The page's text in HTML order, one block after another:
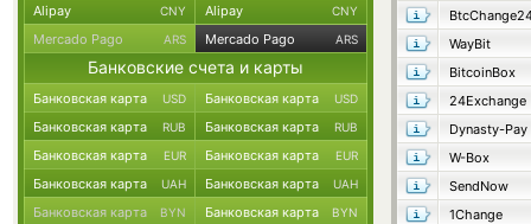
WayBit
BitcoinBox
24Exchange
Dynasty-Pay
W-Box
SendNow
1Change
Alipay CNY Alipay CNY
Mercado Pago ARS Mercado Pago ARS
Банковские счета и карты
Банковская карта USD Банковская карта USD
Банковская карта RUB Банковская карта RUB
Банковская карта EUR Банковская карта EUR
Банковская карта UAH Банковская карта UAH
Банковская карта BYN Банковская карта BYN